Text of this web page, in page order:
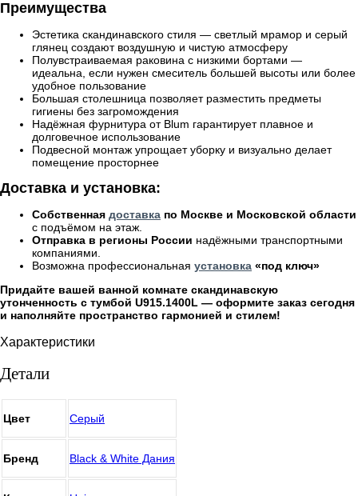
Преимущества
Эстетика скандинавского стиля — светлый мрамор и серый
глянец создают воздушную и чистую атмосферу
Полувстраиваемая раковина с низкими бортами —
идеальна, если нужен смеситель большей высоты или более
удобное пользование
Большая столешница позволяет разместить предметы
гигиены без загромождения
Надёжная фурнитура от Blum гарантирует плавное и
долговечное использование
Подвесной монтаж упрощает уборку и визуально делает
помещение просторнее
Доставка и установка:
Собственная доставка по Москве и Московской области
с подъёмом на этаж.
Отправка в регионы России надёжными транспортными
компаниями.
Возможна профессиональная установка «под ключ»
Придайте вашей ванной комнате скандинавскую
утонченность с тумбой U915.1400L — оформите заказ сегодня
и наполняйте пространство гармонией и стилем!
Характеристики
Детали
Цвет Серый
Бренд Black & White Дания